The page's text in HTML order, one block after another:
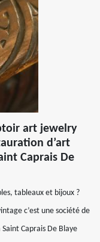
art jewelry
d’art
Caprais De
tableaux et bijoux ?
c’est une société de
Caprais De Blaye